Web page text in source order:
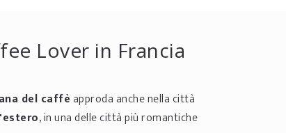
Lover in Francia
del caffèapproda anche nella città
, in una delle città più romantiche